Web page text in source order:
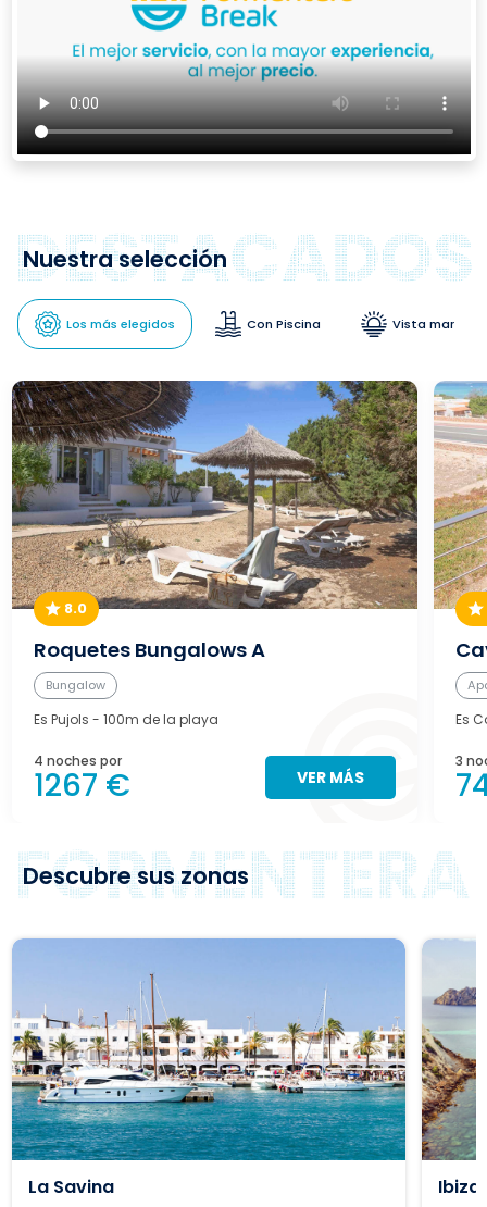
Nuestra selección
Los más elegidos Con Piscina Vista mar
8.0
Roquetes Bungalows A
Bungalow
Es Pujols - 100m de la playa
4 noches por
1267 € VER MÁS
Es
3
Descubre sus zonas
La Savina Ibiza